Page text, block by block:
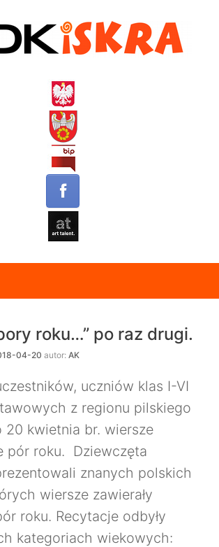
roku…” po raz drugi.
04-20 autor: AK
uczniów klas I-VI
z regionu pilskiego
20 kwietnia br. wiersze
pór roku.
Dziewczęta
znanych polskich
wiersze zawierały
roku. Recytacje odbyły
kategoriach wiekowych: